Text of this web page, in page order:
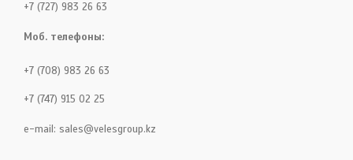
+7 (727) 983 26 63
Моб. телефоны:
+7 (708) 983 26 63
+7 (747) 915 02 25
e-mail: sales@velesgroup.kz